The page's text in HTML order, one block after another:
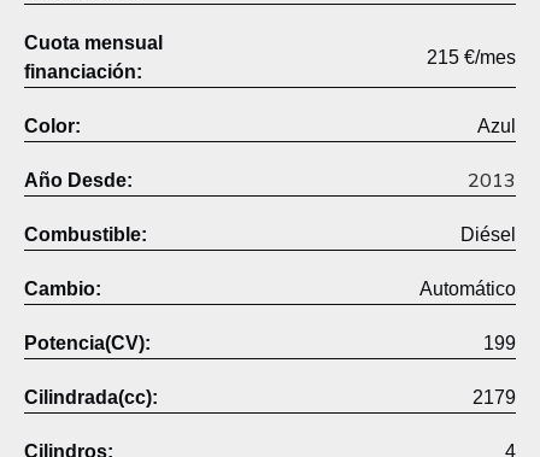
Cuota mensual
financiación:
215 €/mes
Color: Azul
Año Desde: 2013
Combustible: Diésel
Cambio: Automático
Potencia(CV): 199
Cilindrada(cc): 2179
Cilindros: 4